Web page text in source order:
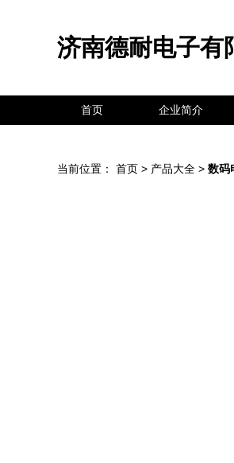
济南德耐电子有
首页 企业简介
当前位置： 首页 > 产品大全 > 数码